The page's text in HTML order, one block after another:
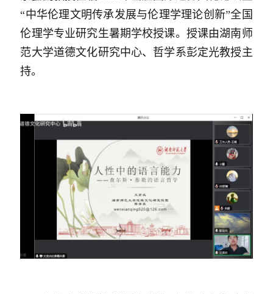
“中华伦理文明传承发展与伦理学理论创新”全国
伦理学专业研究生暑期学校授课。授课由湖南师
范大学道德文化研究中心、哲学系彭定光教授主
持。